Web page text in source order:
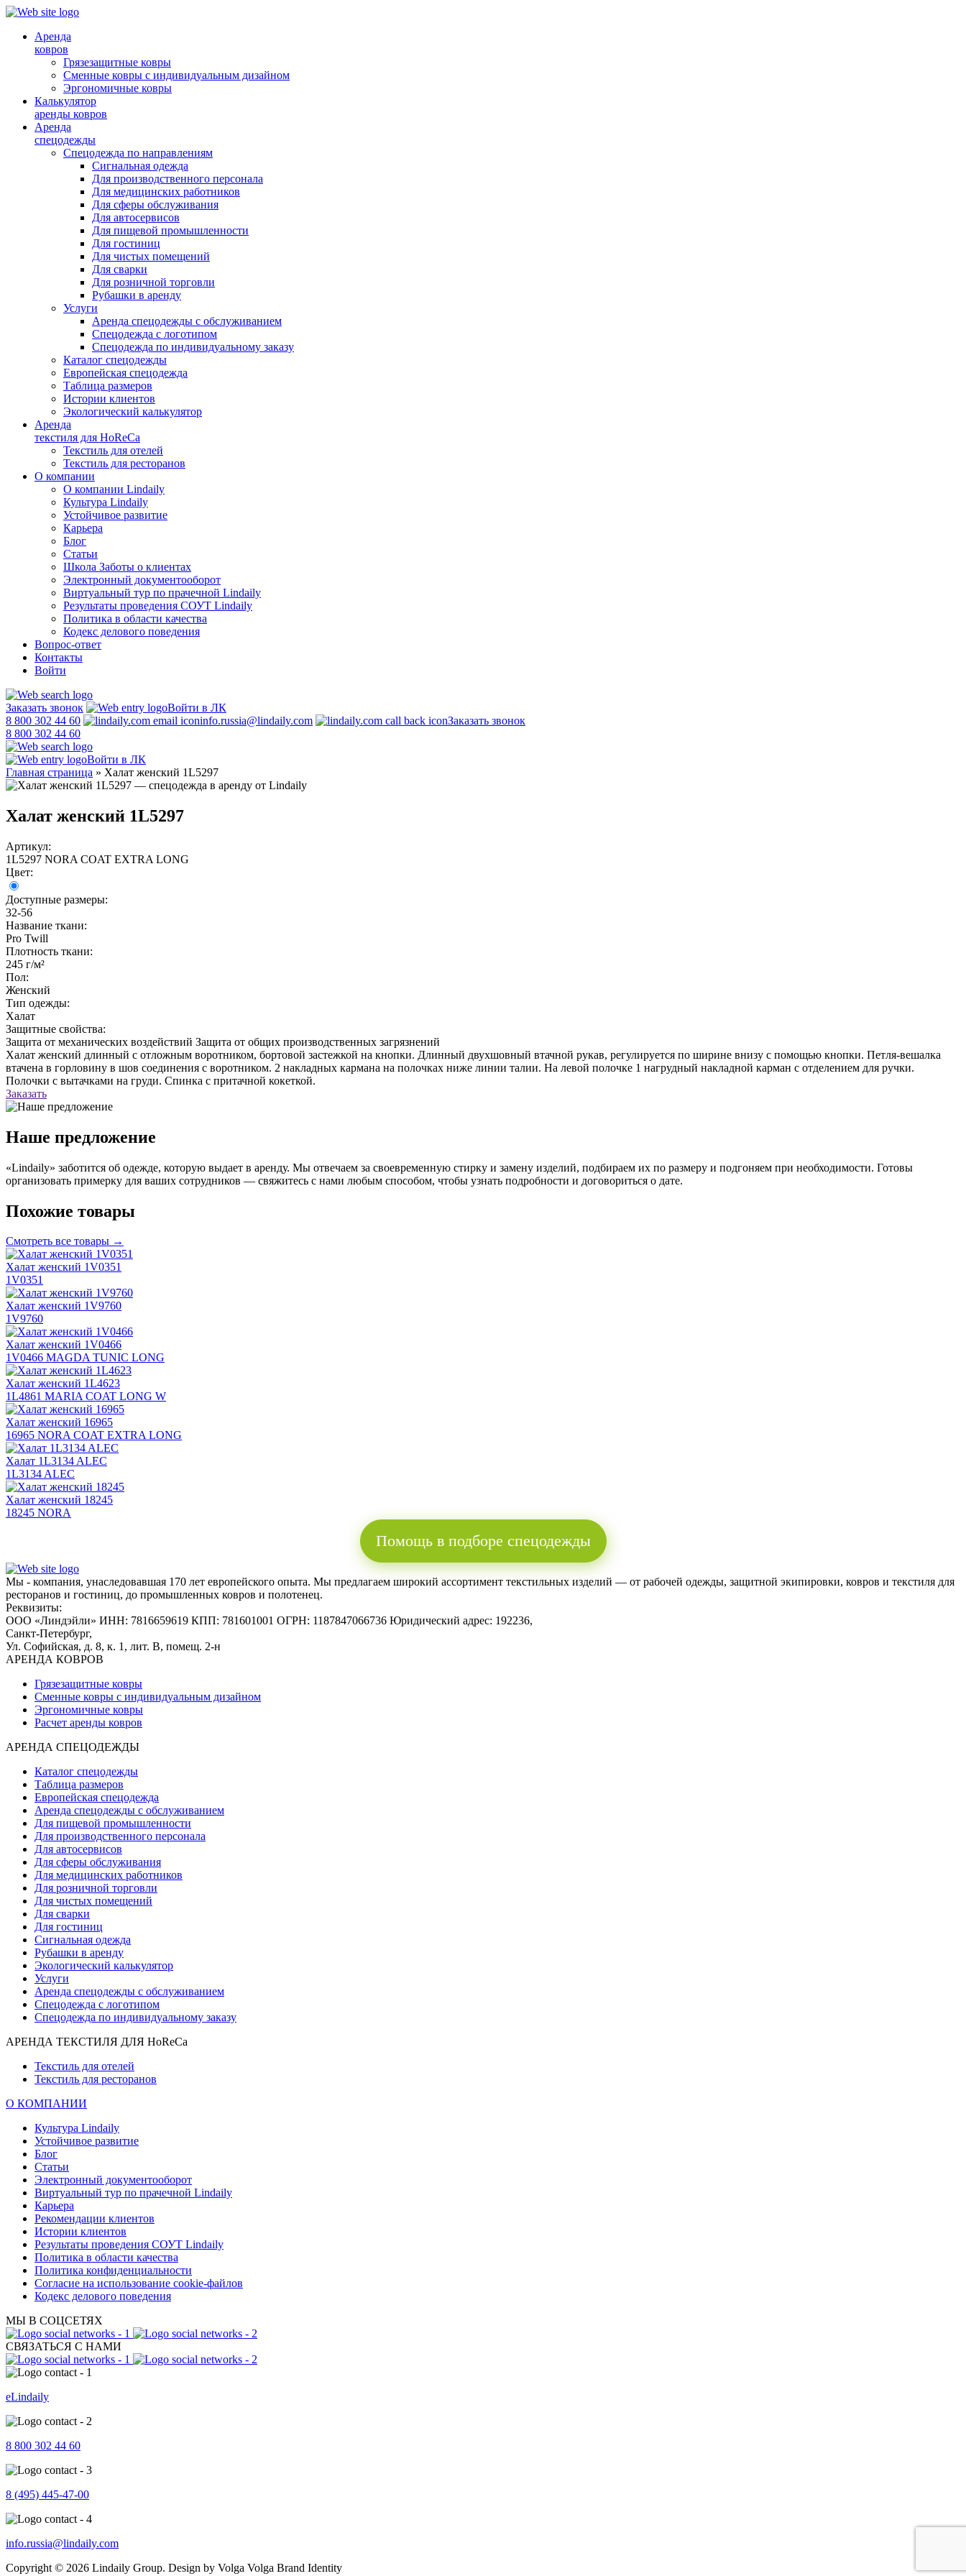
Аренда
ковров
Грязезащитные ковры
Сменные ковры с индивидуальным дизайном
Эргономичные ковры
Калькулятор
аренды ковров
Аренда
спецодежды
Спецодежда по направлениям
Сигнальная одежда
Для производственного персонала
Для медицинских работников
Для сферы обслуживания
Для автосервисов
Для пищевой промышленности
Для гостиниц
Для чистых помещений
Для сварки
Для розничной торговли
Рубашки в аренду
Услуги
Аренда спецодежды с обслуживанием
Спецодежда с логотипом
Спецодежда по индивидуальному заказу
Каталог спецодежды
Европейская спецодежда
Таблица размеров
Истории клиентов
Экологический калькулятор
Аренда
текстиля для HoReCa
Текстиль для отелей
Текстиль для ресторанов
О компании
О компании Lindaily
Культура Lindaily
Устойчивое развитие
Карьера
Блог
Статьи
Школа Заботы о клиентах
Электронный документооборот
Виртуальный тур по прачечной Lindaily
Результаты проведения СОУТ Lindaily
Политика в области качества
Кодекс делового поведения
Вопрос-ответ
Контакты
Войти
Заказать звонок
Войти в ЛК
8 800 302 44 60
info.russia@lindaily.com
Заказать звонок
8 800 302 44 60
Войти в ЛК
Главная страница » Халат женский 1L5297
Халат женский 1L5297
Артикул:
1L5297 NORA COAT EXTRA LONG
Цвет:
Доступные размеры:
32-56
Название ткани:
Pro Twill
Плотность ткани:
245 г/м²
Пол:
Женский
Тип одежды:
Халат
Защитные свойства:
Защита от механических воздействий Защита от общих производственных загрязнений
Халат женский длинный с отложным воротником, бортовой застежкой на кнопки. Длинный двухшовный втачной рукав, регулируется по ширине внизу с помощью кнопки. Петля-вешалка
втачена в горловину в шов соединения с воротником. 2 накладных кармана на полочках ниже линии талии. На левой полочке 1 нагрудный накладной карман с отделением для ручки.
Полочки с вытачками на груди. Спинка с притачной кокеткой.
Заказать
Наше предложение
«Lindaily» заботится об одежде, которую выдает в аренду. Мы отвечаем за своевременную стирку и замену изделий, подбираем их по размеру и подгоняем при необходимости. Готовы
организовать примерку для ваших сотрудников — свяжитесь с нами любым способом, чтобы узнать подробности и договориться о дате.
Похожие товары
Смотреть все товары →
Халат женский 1V0351
1V0351
Халат женский 1V9760
1V9760
Халат женский 1V0466
1V0466 MAGDA TUNIC LONG
Халат женский 1L4623
1L4861 MARIA COAT LONG W
Халат женский 16965
16965 NORA COAT EXTRA LONG
Халат 1L3134 ALEC
1L3134 ALEC
Халат женский 18245
18245 NORA
Помощь в подборе спецодежды
Мы - компания, унаследовавшая 170 лет европейского опыта. Мы предлагаем широкий ассортимент текстильных изделий — от рабочей одежды, защитной экипировки, ковров и текстиля для
ресторанов и гостиниц, до промышленных ковров и полотенец.
Реквизиты:
ООО «Линдэйли» ИНН: 7816659619 КПП: 781601001 ОГРН: 1187847066736 Юридический адрес: 192236,
Санкт-Петербург,
Ул. Софийская, д. 8, к. 1, лит. В, помещ. 2-н
АРЕНДА КОВРОВ
Грязезащитные ковры
Сменные ковры с индивидуальным дизайном
Эргономичные ковры
Расчет аренды ковров
АРЕНДА СПЕЦОДЕЖДЫ
Каталог спецодежды
Таблица размеров
Европейская спецодежда
Аренда спецодежды с обслуживанием
Для пищевой промышленности
Для производственного персонала
Для автосервисов
Для сферы обслуживания
Для медицинских работников
Для розничной торговли
Для чистых помещений
Для сварки
Для гостиниц
Сигнальная одежда
Рубашки в аренду
Экологический калькулятор
Услуги
Аренда спецодежды с обслуживанием
Спецодежда с логотипом
Спецодежда по индивидуальному заказу
АРЕНДА ТЕКСТИЛЯ ДЛЯ HoReCa
Текстиль для отелей
Текстиль для ресторанов
О КОМПАНИИ
Культура Lindaily
Устойчивое развитие
Блог
Статьи
Электронный документооборот
Виртуальный тур по прачечной Lindaily
Карьера
Рекомендации клиентов
Истории клиентов
Результаты проведения СОУТ Lindaily
Политика в области качества
Политика конфиденциальности
Согласие на использование cookie-файлов
Кодекс делового поведения
МЫ В СОЦСЕТЯХ
СВЯЗАТЬСЯ С НАМИ
eLindaily
8 800 302 44 60
8 (495) 445-47-00
info.russia@lindaily.com
Copyright © 2026 Lindaily Group. Design by Volga Volga Brand Identity